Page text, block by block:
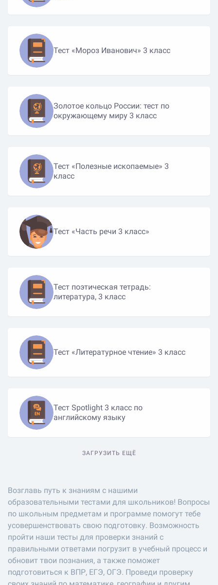
Тест «Мороз Иванович» 3 класс
Золотое кольцо России: тест по
окружающему миру 3 класс
Тест «Полезные ископаемые» 3
класс
Тест «Часть речи 3 класс»
Тест поэтическая тетрадь:
литература, 3 класс
Тест «Литературное чтение» 3 класс
Тест Spotlight 3 класс по
английскому языку
ЗАГРУЗИТЬ ЕЩЁ
Возглавь путь к знаниям с нашими
образовательными тестами для школьников! Вопросы
по школьным предметам и программе помогут тебе
усовершенствовать свою подготовку. Возможность
пройти наши тесты для проверки знаний с
правильными ответами погрузит в учебный процесс и
обновит твои познания, а также поможет
подготовиться к ВПР, ЕГЭ, ОГЭ. Проведи проверку